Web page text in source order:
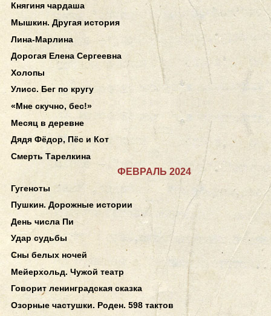
Княгиня чардаша
Мышкин. Другая история
Лина-Марлина
Дорогая Елена Сергеевна
Холопы
Улисс. Бег по кругу
«Мне скучно, бес!»
Месяц в деревне
Дядя Фёдор, Пёс и Кот
Смерть Тарелкина
ФЕВРАЛЬ 2024
Гугеноты
Пушкин. Дорожные истории
День числа Пи
Удар судьбы
Сны белых ночей
Мейерхольд. Чужой театр
Говорит ленинградская сказка
Озорные частушки. Роден. 598 тактов